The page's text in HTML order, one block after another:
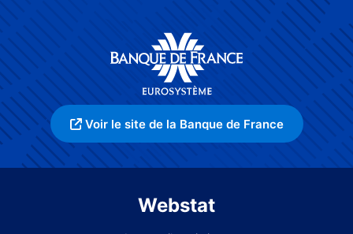
Voir le site de la Banque de France
Webstat